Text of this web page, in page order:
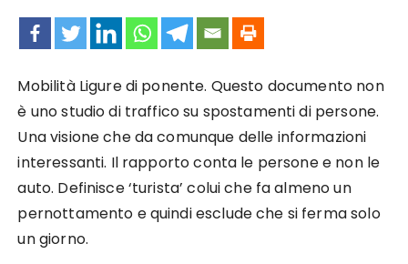
Mobilità Ligure di ponente. Questo documento non
è uno studio di traffico su spostamenti di persone.
Una visione che da comunque delle informazioni
interessanti. Il rapporto conta le persone e non le
auto. Definisce ‘turista’ colui che fa almeno un
pernottamento e quindi esclude che si ferma solo
un giorno.